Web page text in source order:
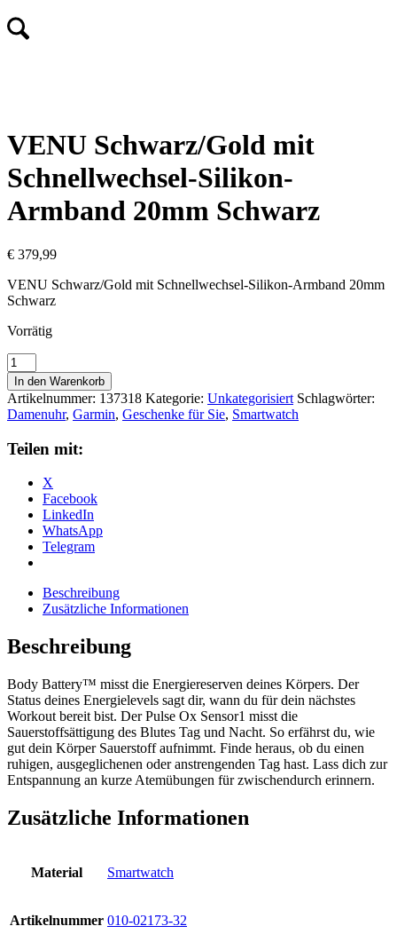
VENU Schwarz/Gold mit
Schnellwechsel-Silikon-
Armband 20mm Schwarz
€ 379,99
VENU Schwarz/Gold mit Schnellwechsel-Silikon-Armband 20mm
Schwarz
Vorrätig
VENU
Schwarz/Gold
mit
Schnellwechsel-
Silikon-
Armband
20mm
Menge
In den Warenkorb
Artikelnummer: 137318 Kategorie: Unkategorisiert Schlagwörter:
Damenuhr, Garmin, Geschenke für Sie, Smartwatch
Teilen mit:
X
Facebook
LinkedIn
WhatsApp
Telegram
Beschreibung
Zusätzliche Informationen
Beschreibung
Body Battery™ misst die Energiereserven deines Körpers. Der
Status deines Energielevels sagt dir, wann du für dein nächstes
Workout bereit bist. Der Pulse Ox Sensor1 misst die
Sauerstoffsättigung des Blutes Tag und Nacht. So erfährst du, wie
gut dein Körper Sauerstoff aufnimmt. Finde heraus, ob du einen
ruhigen, ausgeglichenen oder anstrengenden Tag hast. Lass dich zur
Entspannung an kurze Atemübungen für zwischendurch erinnern.
Zusätzliche Informationen
Material Smartwatch
Artikelnummer 010-02173-32